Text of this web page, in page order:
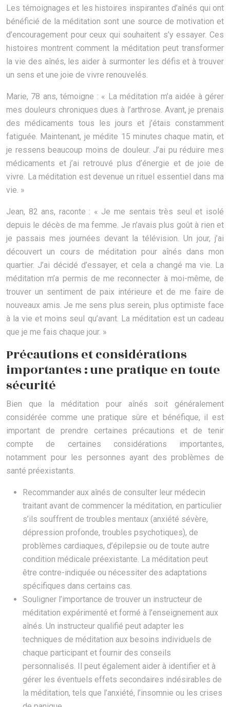
Les témoignages et les histoires inspirantes d’aînés qui ont
bénéficié de la méditation sont une source de motivation et
d’encouragement pour ceux qui souhaitent s’y essayer. Ces
histoires montrent comment la méditation peut transformer
la vie des aînés, les aider à surmonter les défis et à trouver
un sens et une joie de vivre renouvelés.
Marie, 78 ans, témoigne : « La méditation m’a aidée à gérer
mes douleurs chroniques dues à l’arthrose. Avant, je prenais
des médicaments tous les jours et j’étais constamment
fatiguée. Maintenant, je médite 15 minutes chaque matin, et
je ressens beaucoup moins de douleur. J’ai pu réduire mes
médicaments et j’ai retrouvé plus d’énergie et de joie de
vivre. La méditation est devenue un rituel essentiel dans ma
vie. »
Jean, 82 ans, raconte : « Je me sentais très seul et isolé
depuis le décès de ma femme. Je n’avais plus goût à rien et
je passais mes journées devant la télévision. Un jour, j’ai
découvert un cours de méditation pour aînés dans mon
quartier. J’ai décidé d’essayer, et cela a changé ma vie. La
méditation m’a permis de me reconnecter à moi-même, de
trouver un sentiment de paix intérieure et de me faire de
nouveaux amis. Je me sens plus serein, plus optimiste face
à la vie et moins seul qu’avant. La méditation est un cadeau
que je me fais chaque jour. »
Précautions et considérations
importantes : une pratique en toute
sécurité
Bien que la méditation pour aînés soit généralement
considérée comme une pratique sûre et bénéfique, il est
important de prendre certaines précautions et de tenir
compte de certaines considérations importantes,
notamment pour les personnes ayant des problèmes de
santé préexistants.
Recommander aux aînés de consulter leur médecin
traitant avant de commencer la méditation, en particulier
s’ils souffrent de troubles mentaux (anxiété sévère,
dépression profonde, troubles psychotiques), de
problèmes cardiaques, d’épilepsie ou de toute autre
condition médicale préexistante. La méditation peut
être contre-indiquée ou nécessiter des adaptations
spécifiques dans certains cas.
Souligner l’importance de trouver un instructeur de
méditation expérimenté et formé à l’enseignement aux
aînés. Un instructeur qualifié peut adapter les
techniques de méditation aux besoins individuels de
chaque participant et fournir des conseils
personnalisés. Il peut également aider à identifier et à
gérer les éventuels effets secondaires indésirables de
la méditation, tels que l’anxiété, l’insomnie ou les crises